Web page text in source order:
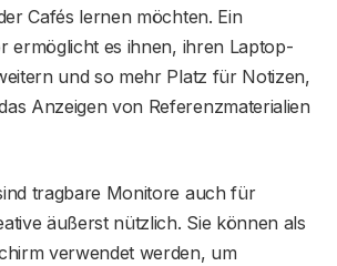
Cafés lernen möchten. Ein
ermöglicht es ihnen, ihren Laptop-
und so mehr Platz für Notizen,
Anzeigen von Referenzmaterialien
tragbare Monitore auch für
äußerst nützlich. Sie können als
verwendet werden, um